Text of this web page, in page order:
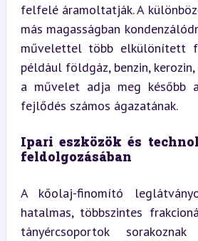
felfelé áramoltatják. A
más magasságban
művelettel több elkülönített
például földgáz, benzin,
a művelet adja meg később
fejlődés számos ágazatának.
Ipari eszközök és
feldolgozásában
A kőolaj-finomító
hatalmas, többszintes
tányércsoportok